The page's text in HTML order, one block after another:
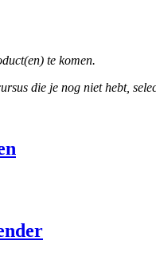
te komen.
die je nog niet hebt,